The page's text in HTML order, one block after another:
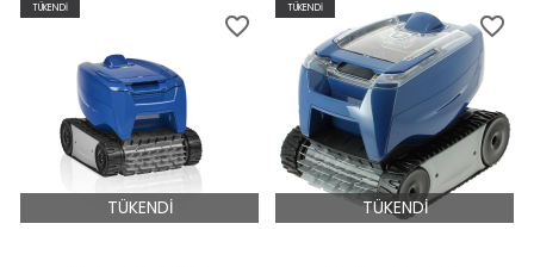
TÜKENDİ
favorite_border
TÜKENDİ
TÜKENDİ
favorite_border
TÜKENDİ